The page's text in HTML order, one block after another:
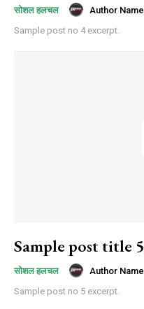
सोशल हलचल Author Name
Sample post no 4 excerpt.
Sample post title 5
सोशल हलचल Author Name
Sample post no 5 excerpt.